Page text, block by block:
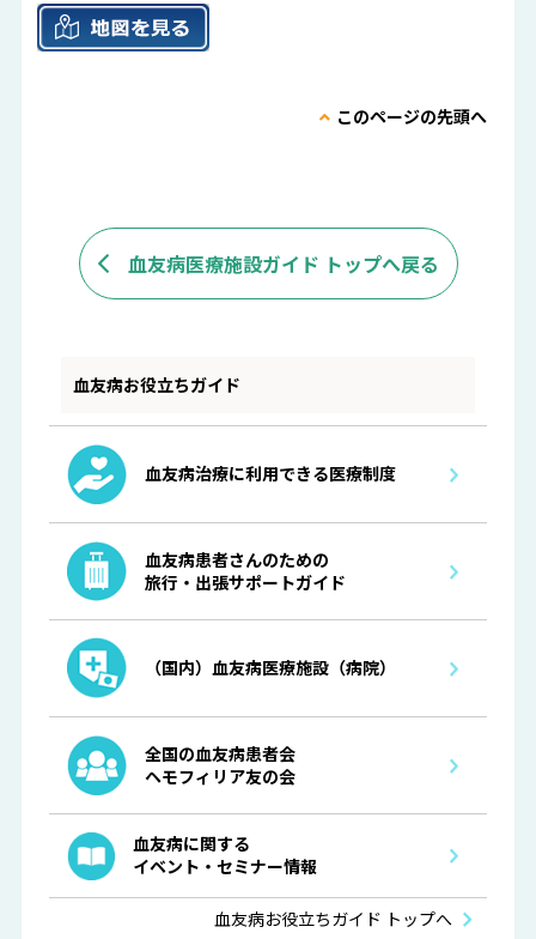
このページの先頭へ
血友病医療施設ガイド トップへ戻る
血友病お役立ちガイド
血友病治療に利用できる医療制度
血友病患者さんのための
旅行・出張サポートガイド
（国内）血友病医療施設（病院）
全国の血友病患者会
ヘモフィリア友の会
血友病に関する
イベント・セミナー情報
血友病お役立ちガイド トップへ